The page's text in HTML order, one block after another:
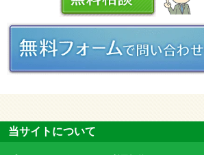
当サイトについて